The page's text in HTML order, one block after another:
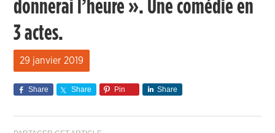
donnerai l’heure ». Une comédie en
3 actes.
29 janvier 2019
Share Share Pin Share